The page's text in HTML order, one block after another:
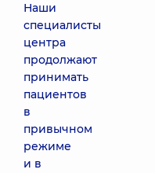
Наши
специалисты
центра
продолжают
принимать
пациентов
в
привычном
режиме
и в